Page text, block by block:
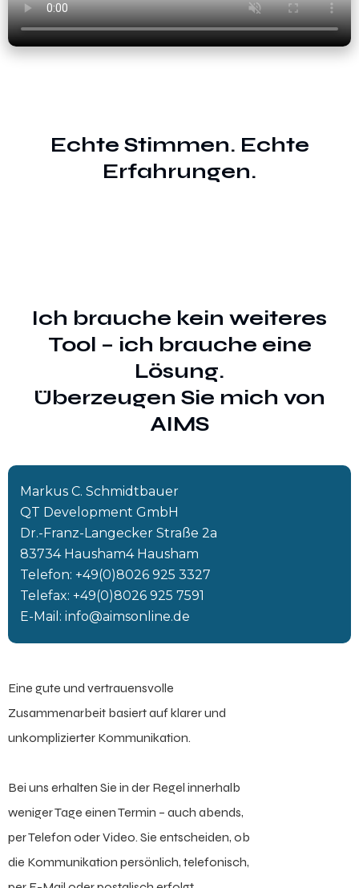
Echte Stimmen. Echte
Erfahrungen.
Ich brauche kein weiteres
Tool – ich brauche eine
Lösung.
Überzeugen Sie mich von
AIMS
Markus C. Schmidtbauer
QT Development GmbH
Dr.-Franz-Langecker Straße 2a
83734 Hausham4 Hausham
Telefon: +49(0)8026 925 3327
Telefax: +49(0)8026 925 7591
E-Mail: info@aimsonline.de
Eine gute und vertrauensvolle
Zusammenarbeit basiert auf klarer und
unkomplizierter Kommunikation.
Bei uns erhalten Sie in der Regel innerhalb
weniger Tage einen Termin – auch abends,
per Telefon oder Video. Sie entscheiden, ob
die Kommunikation persönlich, telefonisch,